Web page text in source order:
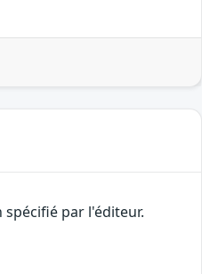
par l'éditeur.